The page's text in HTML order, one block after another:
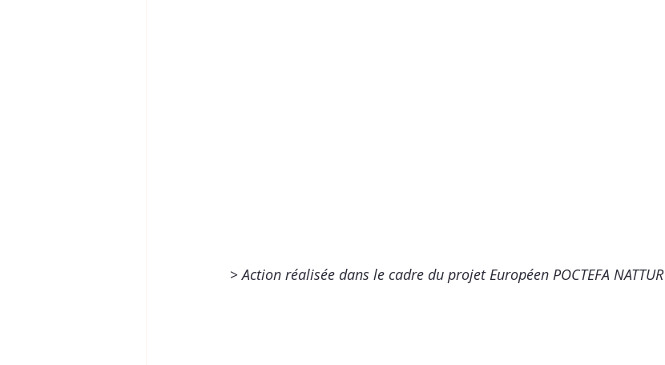
> Action réalisée dans le cadre du projet Européen POCTEFA NATTUR